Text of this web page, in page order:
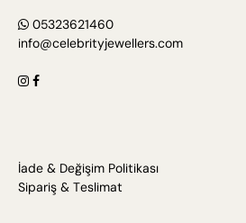
05323621460
info@celebrityjewellers.com
İade & Değişim Politikası
Sipariş & Teslimat